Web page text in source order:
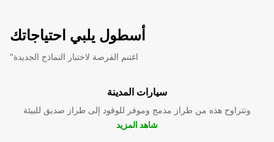
أسطول يلبي احتياجاتك
"اغتنم الفرصة لاختبار النماذج الجديدة
سيارات المدينة
وتتراوح هذه من طراز مدمج وموفر للوقود إلى طراز صديق للبيئة
شاهد المزيد